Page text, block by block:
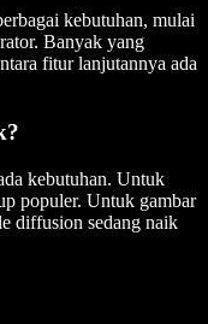
kebutuhan, mulai
Banyak yang
fitur lanjutannya ada
kebutuhan. Untuk
populer. Untuk gambar
diffusion sedang naik